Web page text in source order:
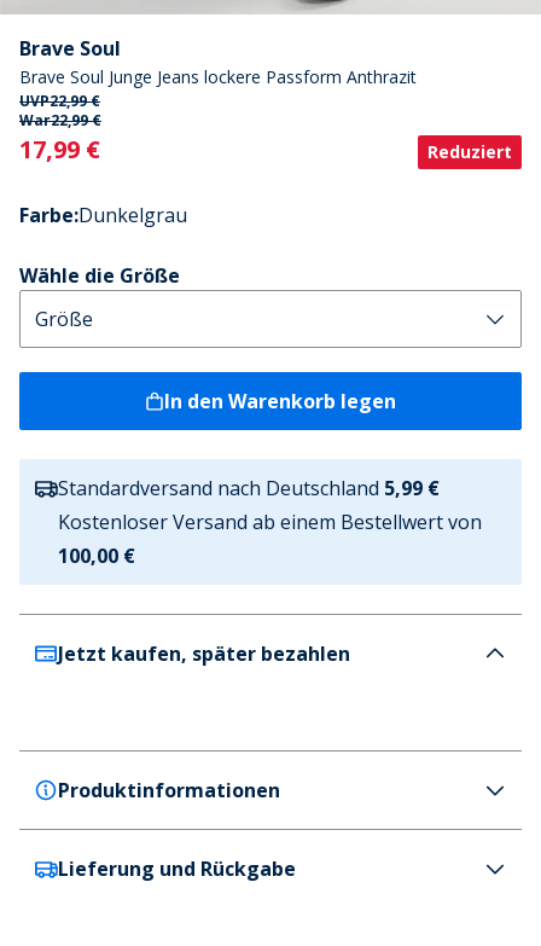
Brave Soul
Brave Soul Junge Jeans lockere Passform Anthrazit
UVP22,99 €
War22,99 €
Current
17,99 € Reduziert
Farbe:Dunkelgrau
Wähle die Größe
In den Warenkorb legen
Standardversand nach Deutschland 5,99 €
Kostenloser Versand ab einem Bestellwert von
100,00 €
Jetzt kaufen, später bezahlen
Produktinformationen
Brave Soul
Lieferung und Rückgabe